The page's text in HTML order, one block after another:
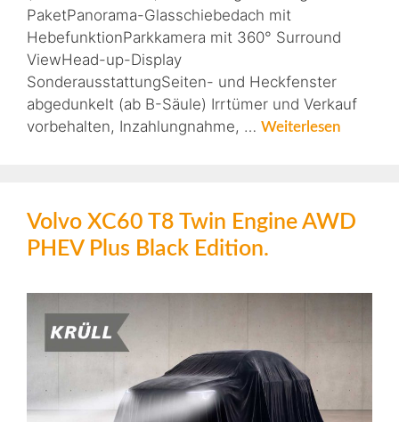
PaketPanorama-Glasschiebedach mit
HebefunktionParkkamera mit 360° Surround
ViewHead-up-Display
SonderausstattungSeiten- und Heckfenster
abgedunkelt (ab B-Säule) Irrtümer und Verkauf
vorbehalten, Inzahlungnahme, … Weiterlesen
Volvo XC60 T8 Twin Engine AWD
PHEV Plus Black Edition.